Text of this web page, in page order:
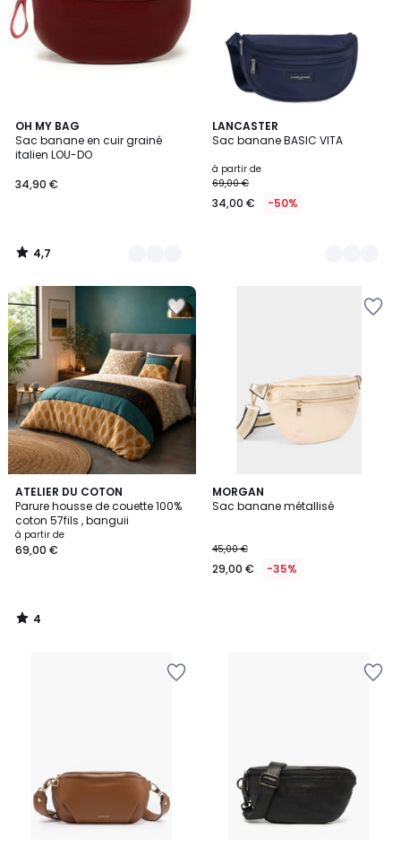
OH MY BAG
Sac banane en cuir grainé
italien LOU-DO
34,90 €
4,7
/ 5
11
Couleurs
4,7
/
LANCASTER
Sac banane BASIC VITA
à partir de
69,00 €
34,00 € -50%
4
Couleurs
ATELIER DU COTON
Parure housse de couette 100%
coton 57fils , banguii
à partir de
69,00 €
4
/
5
4
/
MORGAN
Sac banane métallisé
45,00 €
29,00 € -35%